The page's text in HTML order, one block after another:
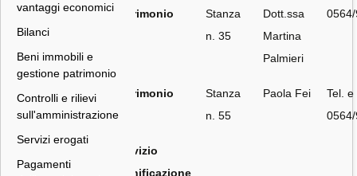
vantaggi economici
Bilanci
Beni immobili e
gestione patrimonio
Controlli e rilievi
sull'amministrazione
Servizi erogati
Pagamenti
Patrimonio
Stanza
n. 35
Dott.ssa
Martina
Palmieri
Patrimonio
Stanza
n. 55
Paola Fei
Tel. e
Servizio
Pianificazione